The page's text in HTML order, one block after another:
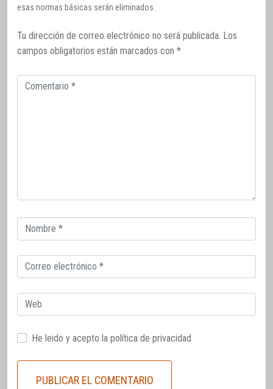
esas normas básicas serán eliminados.
Tu dirección de correo electrónico no será publicada. Los
campos obligatorios están marcados con *
Comentario
Correo
electrónico
Correo
electrónico
Web
He leido y acepto la política de privacidad